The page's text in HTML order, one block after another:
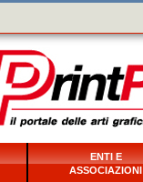
ENTI E
ASSOCIAZIONI